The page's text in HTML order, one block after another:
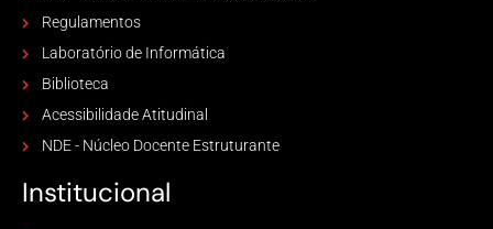
Regulamentos
Laboratório de Informática
Biblioteca
Acessibilidade Atitudinal
NDE - Núcleo Docente Estruturante
Institucional